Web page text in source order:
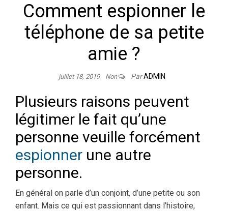
Comment espionner le
téléphone de sa petite
amie ?
juillet 18, 2019 Non ParADMIN
Plusieurs raisons peuvent
légitimer le fait qu’une
personne veuille forcément
espionner une autre
personne.
En général on parle d’un conjoint, d’une petite ou son
enfant. Mais ce qui est passionnant dans l’histoire,